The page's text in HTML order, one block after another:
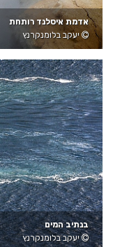
אדמת איסלנד רותחת
יעקב בלומנקרנץ
בנתיב המים
יעקב בלומנקרנץ